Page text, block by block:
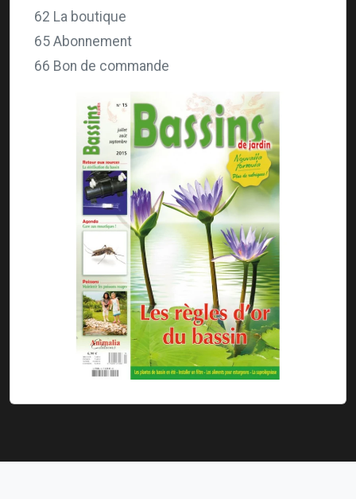
62 La boutique
65 Abonnement
66 Bon de commande